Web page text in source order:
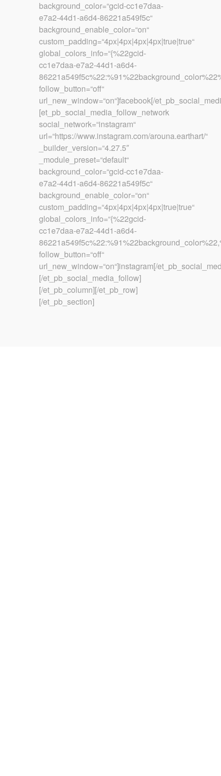
background_color=“gcid-cc1e7daa-
e7a2-44d1-a6d4-86221a549f5c“
background_enable_color=“on“
custom_padding=“4px|4px|4px|4px|true|true“
global_colors_info=“{%22gcid-
cc1e7daa-e7a2-44d1-a6d4-
follow_button=“off“
url_new_window=“on“]facebook[/
[et_pb_social_media_follow_network
social_network=“instagram“
url=“https://www.instagram.com/arouna.earthart/“
_builder_version=“4.27.5″
_module_preset=“default“
background_color=“gcid-cc1e7daa-
e7a2-44d1-a6d4-86221a549f5c“
background_enable_color=“on“
custom_padding=“4px|4px|4px|4px|true|true“
global_colors_info=“{%22gcid-
cc1e7daa-e7a2-44d1-a6d4-
follow_button=“off“
url_new_window=“on“]instagram[/
[/et_pb_social_media_follow]
[/et_pb_column][/et_pb_row]
[/et_pb_section]